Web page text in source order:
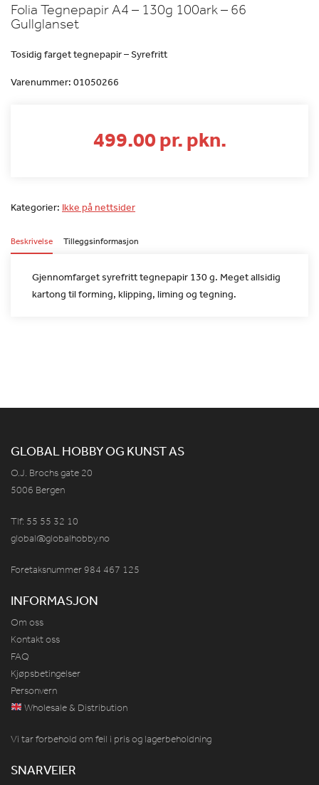
Folia Tegnepapir A4 – 130g 100ark – 66
Gullglanset
Tosidig farget tegnepapir – Syrefritt
Varenummer: 01050266
499.00 pr. pkn.
Kategorier: Ikke på nettsider
Beskrivelse Tilleggsinformasjon
Gjennomfarget syrefritt tegnepapir 130 g. Meget allsidig
kartong til forming, klipping, liming og tegning.
GLOBAL HOBBY OG KUNST AS
O.J. Brochs gate 20
5006 Bergen
Tlf: 55 55 32 10
global@globalhobby.no
Foretaksnummer 984 467 125
INFORMASJON
Om oss
Kontakt oss
FAQ
Kjøpsbetingelser
Personvern
Wholesale & Distribution
Vi tar forbehold om feil i pris og lagerbeholdning
SNARVEIER